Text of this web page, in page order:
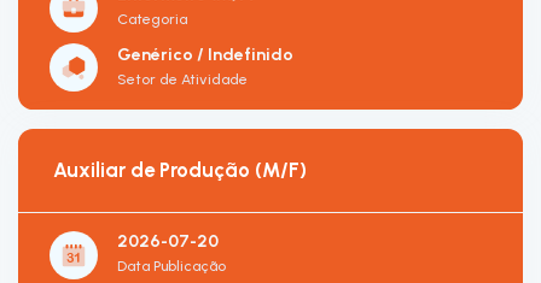
Categoria
Genérico / Indefinido
Setor de Atividade
Auxiliar de Produção (M/F)
2026-07-20
Data Publicação